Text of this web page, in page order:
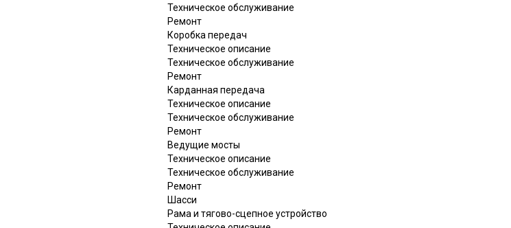
Техническое обслуживание
Ремонт
Коробка передач
Техническое описание
Техническое обслуживание
Ремонт
Карданная передача
Техническое описание
Техническое обслуживание
Ремонт
Ведущие мосты
Техническое описание
Техническое обслуживание
Ремонт
Шасси
Рама и тягово-сцепное устройство